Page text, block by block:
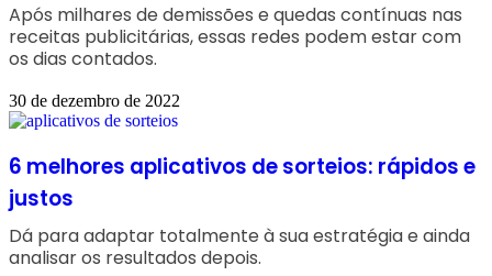
Após milhares de demissões e quedas contínuas nas
receitas publicitárias, essas redes podem estar com
os dias contados.
30 de dezembro de 2022
6 melhores aplicativos de sorteios: rápidos e
justos
Dá para adaptar totalmente à sua estratégia e ainda
analisar os resultados depois.